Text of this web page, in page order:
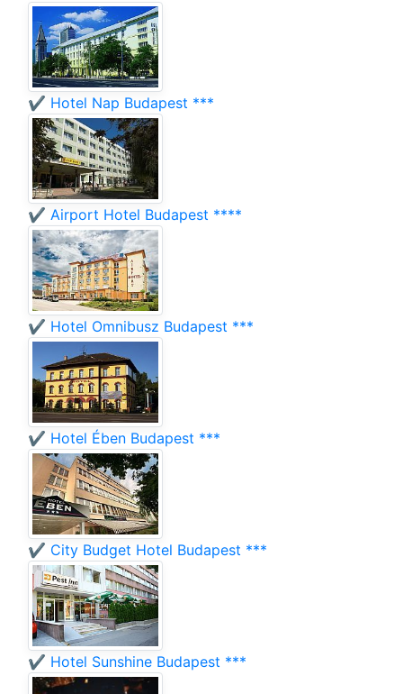
✔️ Hotel Nap Budapest ***
✔️ Airport Hotel Budapest ****
✔️ Hotel Omnibusz Budapest ***
✔️ Hotel Ében Budapest ***
✔️ City Budget Hotel Budapest ***
✔️ Hotel Sunshine Budapest ***